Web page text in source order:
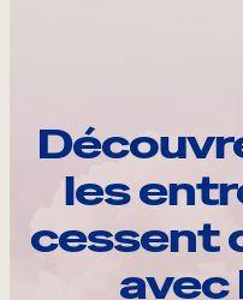
les
cessent
avec